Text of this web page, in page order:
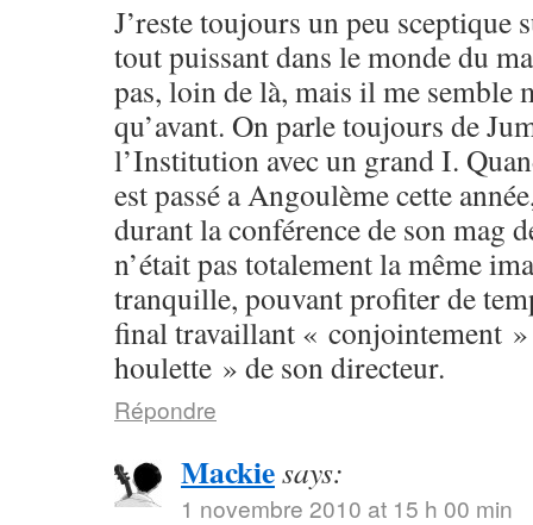
J’reste toujours un peu sceptique
tout puissant dans le monde du
pas, loin de là, mais il me semble
qu’avant. On parle toujours de
l’Institution avec un grand I.
est passé a Angoulème cette
durant la conférence de son mag
n’était pas totalement la même
tranquille, pouvant profiter de
final travaillant « conjointement
houlette » de son directeur.
Répondre
Mackiesays:
1 novembre 2010 at 15 h 00 min